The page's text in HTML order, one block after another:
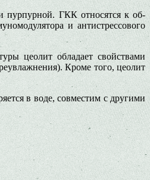
пурпурной. ГКК относятся к об­
и антистрессового
цеолит обладает свойства­ми
Кроме того, цеолит
в воде, совмес­тим с другими